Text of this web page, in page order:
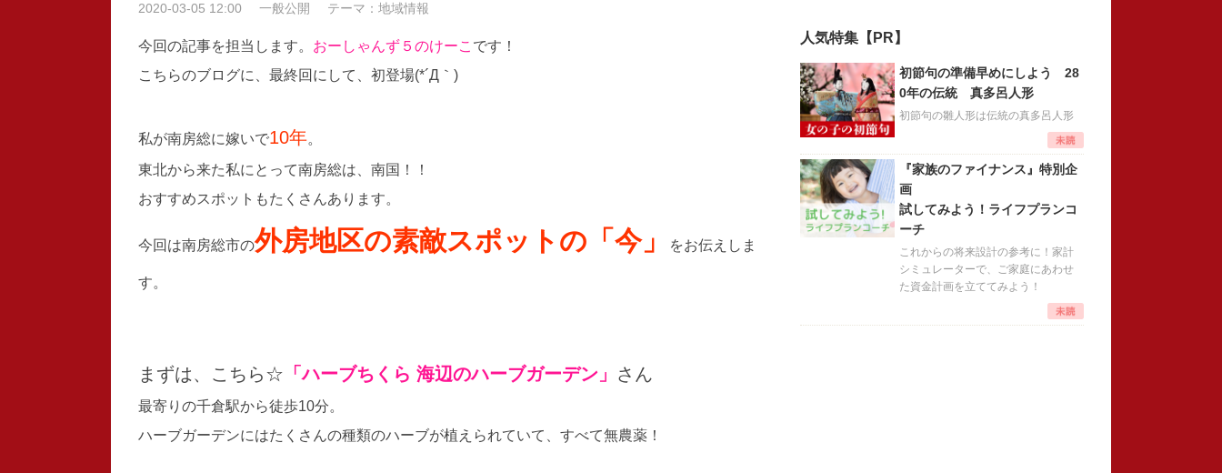
2020-03-05 12:00 一般公開 テーマ：地域情報
今回の記事を担当します。 おーしゃんず５のけーこ です！
こちらのブログに、最終回にして、初登場(*´Д｀)
私が南房総に嫁いで10年。
東北から来た私にとって南房総は、南国！！
おすすめスポットもたくさんあります。
今回は南房総市の外房地区の素敵スポットの「今」 をお伝えしま
す。
まずは、こちら☆ 「ハーブちくら 海辺のハーブガーデン」 さん
最寄りの千倉駅から徒歩10分。
ハーブガーデンにはたくさんの種類のハーブが植えられていて、すべて無農薬！
人気特集【PR】
初節句の準備早めにしよう 28
0年の伝統 真多呂人形
初節句の雛人形は伝統の真多呂人形
『家族のファイナンス』特別企
画
試してみよう！ライフプランコ
ーチ
これからの将来設計の参考に！家計
シミュレーターで、ご家庭にあわせ
た資金計画を立ててみよう！